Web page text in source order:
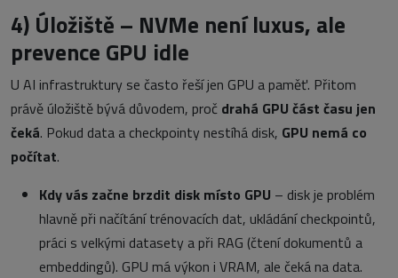
4) Úložiště – NVMe není luxus, ale
prevence GPU idle
U AI infrastruktury se často řeší jen GPU a paměť. Přitom
právě úložiště bývá důvodem, proč drahá GPU část času jen
čeká. Pokud data a checkpointy nestíhá disk, GPU nemá co
počítat.
Kdy vás začne brzdit disk místo GPU – disk je problém
hlavně při načítání trénovacích dat, ukládání checkpointů,
práci s velkými datasety a při RAG (čtení dokumentů a
embeddingů). GPU má výkon i VRAM, ale čeká na data.